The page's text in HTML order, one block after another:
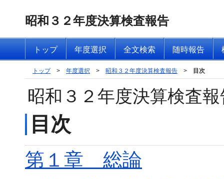
昭和３２年度決算検査報告
トップ 年度選択 全文検索 随時報告
トップ > 年度選択 > 昭和３２年度決算検査報告 > 目次
昭和３２年度決算検査
目次
第１章 総論